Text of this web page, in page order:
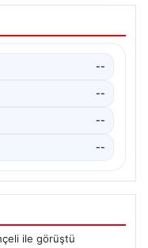
2026: Altın
çeyrek,
--
--
--
--
ile görüştü